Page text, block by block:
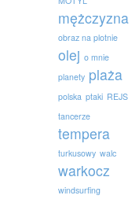
mężczyzna
obraz na plotnie
olej o mnie
planety plaża
polska ptaki REJS
tancerze
tempera
turkusowy walc
warkocz
windsurfing